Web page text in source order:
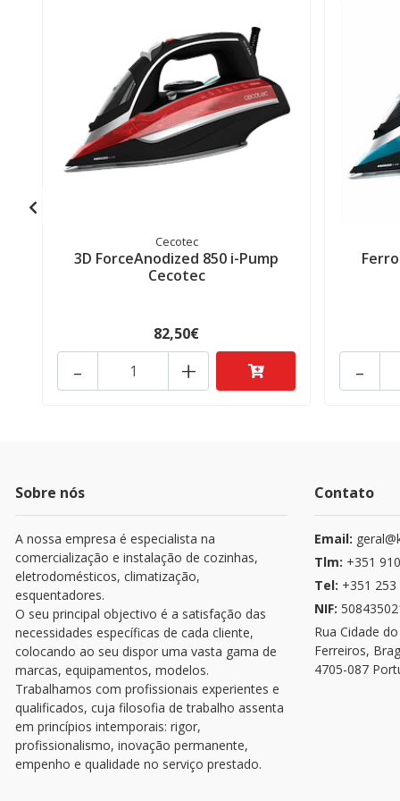
Cecotec
3D ForceAnodized 850 i-Pump
Cecotec
82,50€
+
- -
Sobre nós
A nossa empresa é especialista na
comercialização e instalação de cozinhas,
eletrodomésticos, climatização,
esquentadores.
O seu principal objectivo é a satisfação das
necessidades específicas de cada cliente,
colocando ao seu dispor uma vasta gama de
marcas, equipamentos, modelos.
Trabalhamos com profissionais experientes e
qualificados, cuja filosofia de trabalho assenta
em princípios intemporais: rigor,
profissionalismo, inovação permanente,
empenho e qualidade no serviço prestado.
Contato
Email:
Tlm: +351
Tel: +351
NIF:
Rua Cidade
Ferreiros,
4705-087